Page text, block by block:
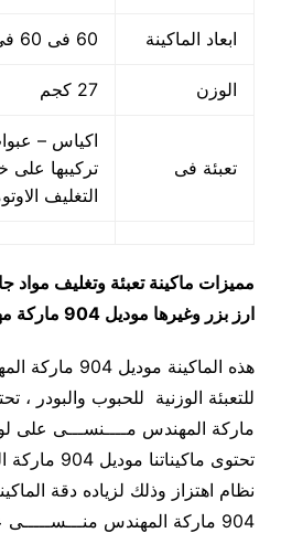
ابعاد الماكينة 60 فى 60 فى 185 سم
الوزن 27 كجم
تعبئة فى
اكياس –
تركيبها
التغليف
مميزات ماكينة تعبئة وتغليف مواد
ارز بزر وغيرها موديل 904 ماركة مهندس مــنســى
هذه الماكينة
ماركة المهندس مــــنســـى على
تحتوى
نظام اهتزاز وذلك لزياده دقة